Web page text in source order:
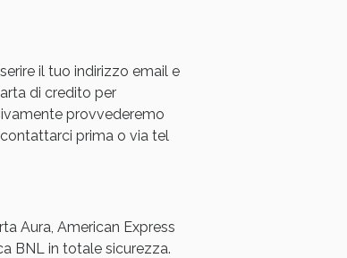
il tuo indirizzo email e
di credito per
provvederemo
prima o via tel
Aura, American Express
BNL in totale sicurezza.